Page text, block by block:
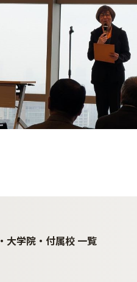
大学院・付属校 一覧